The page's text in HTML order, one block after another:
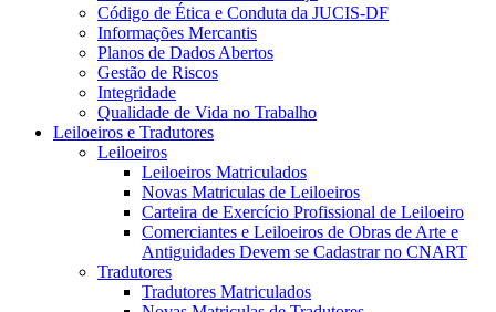
Código de Ética e Conduta da JUCIS-DF
Informações Mercantis
Planos de Dados Abertos
Gestão de Riscos
Integridade
Qualidade de Vida no Trabalho
Leiloeiros e Tradutores
Leiloeiros
Leiloeiros Matriculados
Novas Matriculas de Leiloeiros
Carteira de Exercício Profissional de Leiloeiro
Comerciantes e Leiloeiros de Obras de Arte e
Antiguidades Devem se Cadastrar no CNART
Tradutores
Tradutores Matriculados